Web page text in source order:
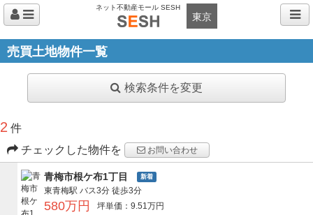
ネット不動産モール SESH
東京
売買土地物件一覧
検索条件を変更
2 件
チェックした物件を
お問い合わせ
青梅市根ケ布1丁目 新着
東青梅駅 バス3分 徒歩3分
580万円
坪単価：9.51万円